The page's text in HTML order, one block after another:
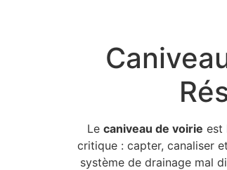
Le caniveau de voirie est
critique : capter, canaliser
système de drainage mal